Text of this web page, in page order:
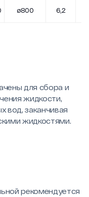
ø800 6,2
для сбора и
жидкости,
вод, заканчивая
жидкостями.
рекомендуется